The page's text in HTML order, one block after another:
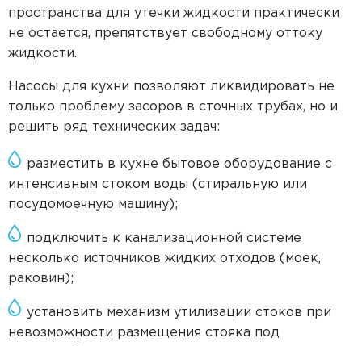
пространства для утечки жидкости практически
не остается, препятствует свободному оттоку
жидкости.
Насосы для кухни позволяют ликвидировать не
только проблему засоров в сточных трубах, но и
решить ряд технических задач:
разместить в кухне бытовое оборудование с
интенсивным стоком воды (стиральную или
посудомоечную машину);
подключить к канализационной системе
несколько источников жидких отходов (моек,
раковин);
установить механизм утилизации стоков при
невозможности размещения стояка под